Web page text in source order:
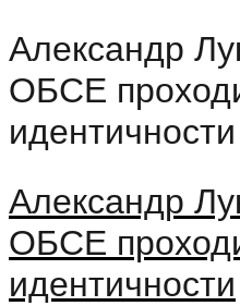
Александр
ОБСЕ
идентичности
Александр
ОБСЕ
идентичности